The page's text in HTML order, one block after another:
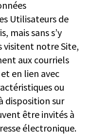
Utilisateurs de
mais sans s’y
visitent notre Site,
aux courriels
en lien avec
ou
disposition sur
être invités à
électronique.